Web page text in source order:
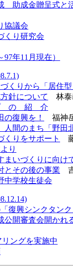
助成金贈呈式と
協議会
くり研究会
年11月現在）
くりから「居住
針について
林泰
の 紹 介
の復興を！
福神
間のまち「野田
くりをサポート
り
まいづくりに向け
とその後の事業
中学校生徒会
復興シンクタン
公開審査会開かれ
ングを実施中